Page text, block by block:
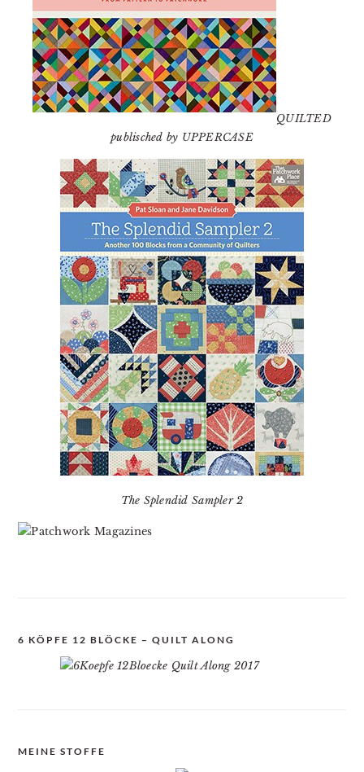
QUILTED
publisched by UPPERCASE
The Splendid Sampler 2
6 KÖPFE 12 BLÖCKE – QUILT ALONG
MEINE STOFFE